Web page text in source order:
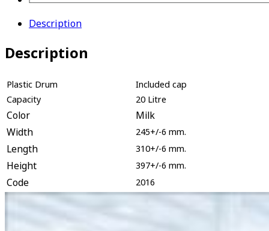
Description
Description
Plastic Drum
Included cap
Capacity
20 Litre
Color
Milk
Width
245+/-6 mm.
Length 310+/-6 mm.
Height 397+/-6 mm.
Code 2016